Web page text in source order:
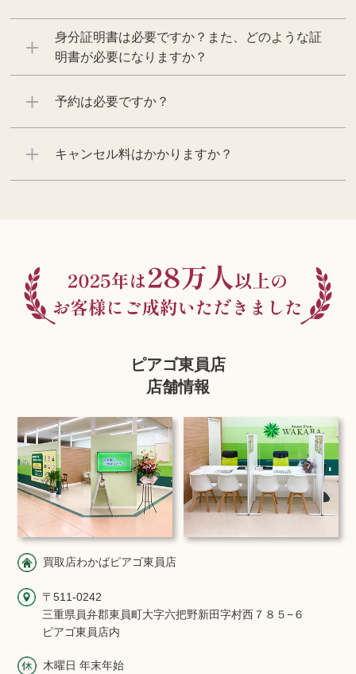
身分証明書は必要ですか？また、どのような証
明書が必要になりますか？
予約は必要ですか？
キャンセル料はかかりますか？
ピアゴ東員店
店舗情報
買取店わかばピアゴ東員店
〒511-0242
三重県員弁郡東員町大字六把野新田字村西７８５−６
ピアゴ東員店内
木曜日 年末年始